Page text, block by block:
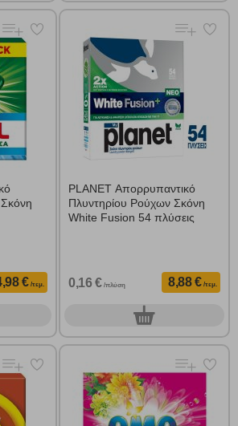
€ /τεμ.
PLANET Απορρυπαντικό
Πλυντηρίου Ρούχων Σκόνη
White Fusion 54 πλύσεις
0,16 € /πλύση 8,88 € /τεμ.
0τεμ.
κάνοντας κλικ στο σχετικό κουμπί
σχετικά. Ωστόσο θα πρέπει να
ορισμένων κατηγοριών αρχείων cookies,
εμπειρία της περιήγησής σας ή/και της
μας.
Δείτε περισσότερα
Απόρριψη όλων
Αποδοχή όλων